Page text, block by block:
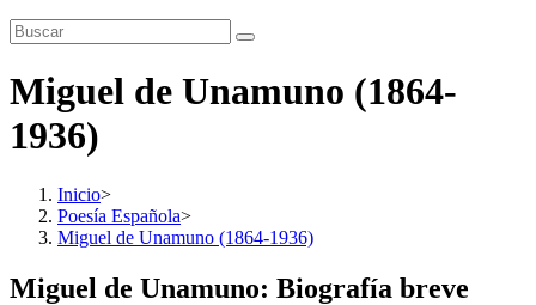
Miguel de Unamuno (1864-
1936)
Inicio>
Poesía Española>
Miguel de Unamuno (1864-1936)
Miguel de Unamuno: Biografía breve